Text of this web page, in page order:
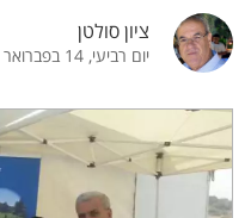
ציון סולטן
יום רביעי, 14 בפברואר 2018, 12:22